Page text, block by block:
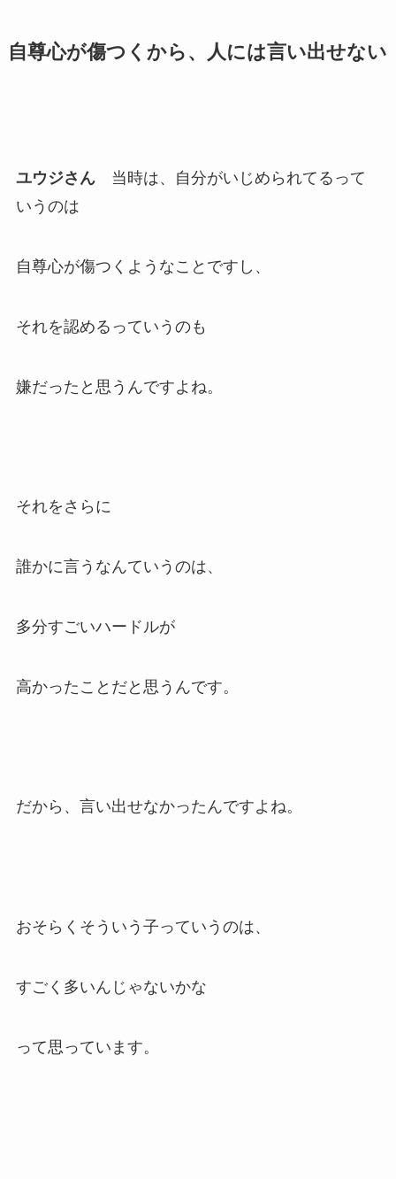
自尊心が傷つくから、人には言い出せない
ユウジさん 当時は、自分がいじめられてるって
いうのは
自尊心が傷つくようなことですし、
それを認めるっていうのも
嫌だったと思うんですよね。
それをさらに
誰かに言うなんていうのは、
多分すごいハードルが
高かったことだと思うんです。
だから、言い出せなかったんですよね。
おそらくそういう子っていうのは、
すごく多いんじゃないかな
って思っています。